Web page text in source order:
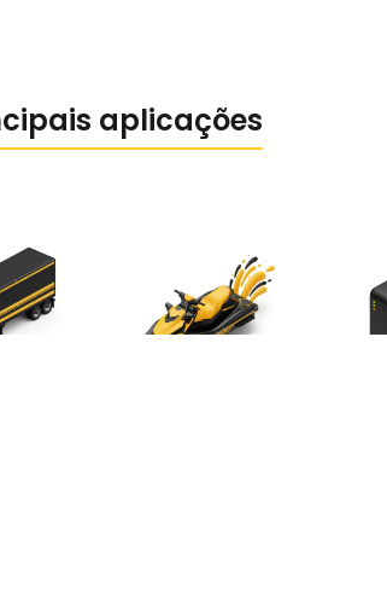
aplicações